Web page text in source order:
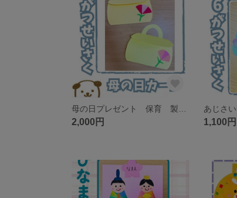
2,000円 1,100円